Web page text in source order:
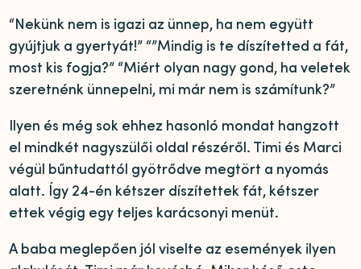
“Nekünk nem is igazi az ünnep, ha nem együtt
gyújtjuk a gyertyát!” “”Mindig is te díszítetted a fát,
most kis fogja?” “Miért olyan nagy gond, ha veletek
szeretnénk ünnepelni, mi már nem is számítunk?”
Ilyen és még sok ehhez hasonló mondat hangzott
el mindkét nagyszülői oldal részéről. Timi és Marci
végül bűntudattól gyötrődve megtört a nyomás
alatt. Így 24-én kétszer díszítettek fát, kétszer
ettek végig egy teljes karácsonyi menüt.
A baba meglepően jól viselte az események ilyen